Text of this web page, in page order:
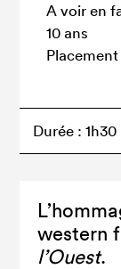
western
l’Ouest.
A voir en
10 ans
Durée : 1h30